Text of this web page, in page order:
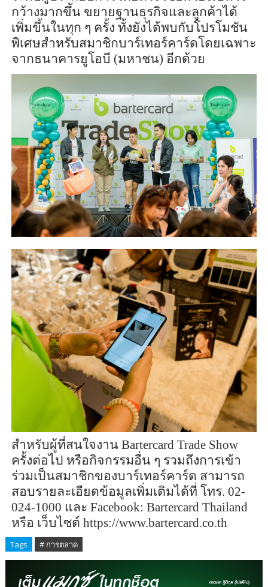
กว้างมากขึ้น ขยายฐานธุรกิจและลูกค้าได้
เพิ่มขึ้นในทุก ๆ ครั้ง ทั้งยังได้พบกับโปรโมชัน
พิเศษสำหรับสมาชิกบาร์เทอร์คาร์ดโดยเฉพาะ
จากธนาคารยูโอบี (มหาชน) อีกด้วย
สำหรับผู้ที่สนใจงาน Bartercard Trade Show
ครั้งต่อไป หรือกิจกรรมอื่น ๆ รวมถึงการเข้า
ร่วมเป็นสมาชิกของบาร์เทอร์คาร์ด สามารถ
สอบรายละเอียดข้อมูลเพิ่มเติมได้ที่ โทร. 02-
024-1000 และ Facebook: Bartercard Thailand
หรือ เว็บไซต์ https://www.bartercard.co.th
Tags # การตลาด